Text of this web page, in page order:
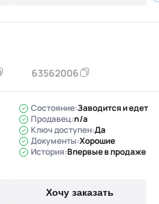
63562006
Состояние:Заводится и едет
Продавец:n/a
Ключ доступен:Да
Документы:Хорошие
История:Впервые в продаже
Хочу заказать